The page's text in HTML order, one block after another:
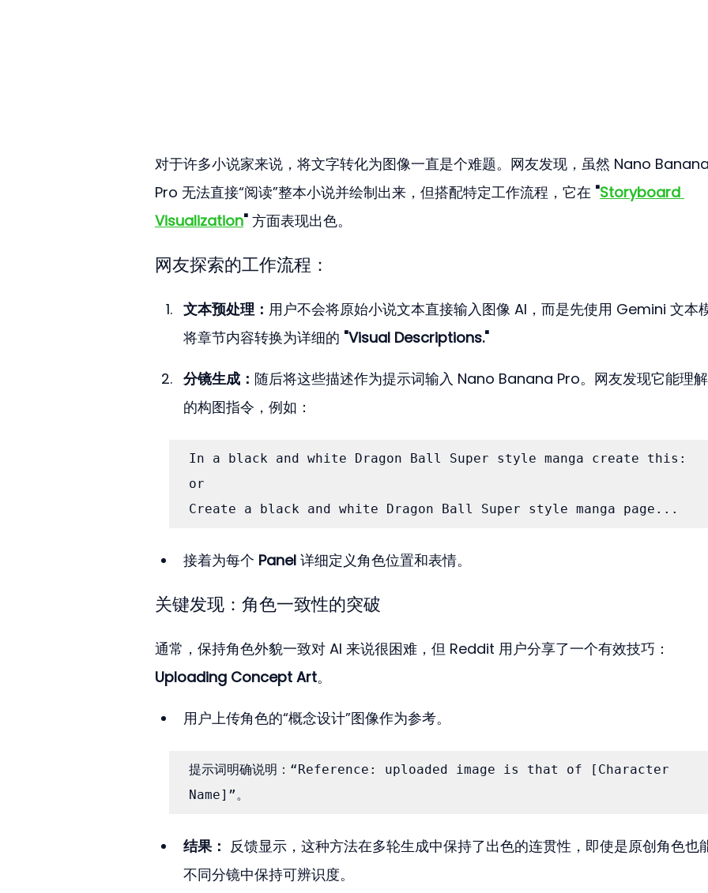
对于许多小说家来说，将文字转化为图像一直是个难题。网友发现，虽然 Nano
Pro 无法直接“阅读”整本小说并绘制出来，但搭配特定工作流程，它在 "Storyboard
Visualization" 方面表现出色。
网友探索的工作流程：
文本预处理： 用户不会将原始小说文本直接输入图像 AI，而是先使用 Gemini 文本
将章节内容转换为详细的 "Visual Descriptions."
分镜生成： 随后将这些描述作为提示词输入 Nano Banana Pro。网友发现它能理
的构图指令，例如：
In a black and white Dragon Ball Super style manga create this:
or
Create a black and white Dragon Ball Super style manga page...
接着为每个 Panel 详细定义角色位置和表情。
关键发现：角色一致性的突破
通常，保持角色外貌一致对 AI 来说很困难，但 Reddit 用户分享了一个有效技巧：
Uploading Concept Art。
用户上传角色的“概念设计”图像作为参考。
提示词明确说明：“Reference: uploaded image is that of [Character
Name]”。
结果： 反馈显示，这种方法在多轮生成中保持了出色的连贯性，即使是原创角色也
不同分镜中保持可辨识度。